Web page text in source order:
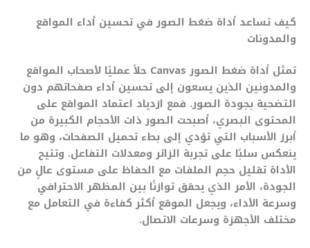
كيف تساعد أداة ضغط الصور في تحسين أداء المواقع
والمدونات
تمثل أداة ضغط الصور Canvas حلاً عمليًا لأصحاب المواقع
والمدونين الذين يسعون إلى تحسين أداء صفحاتهم دون
التضحية بجودة الصور. فمع ازدياد اعتماد المواقع على
المحتوى البصري، أصبحت الصور ذات الأحجام الكبيرة من
أبرز الأسباب التي تؤدي إلى بطء تحميل الصفحات، وهو ما
ينعكس سلبًا على تجربة الزائر ومعدلات التفاعل. وتتيح
الأداة تقليل حجم الملفات مع الحفاظ على مستوى عالٍ من
الجودة، الأمر الذي يحقق توازنًا بين المظهر الاحترافي
وسرعة الأداء، ويجعل الموقع أكثر كفاءة في التعامل مع
مختلف الأجهزة وسرعات الاتصال.